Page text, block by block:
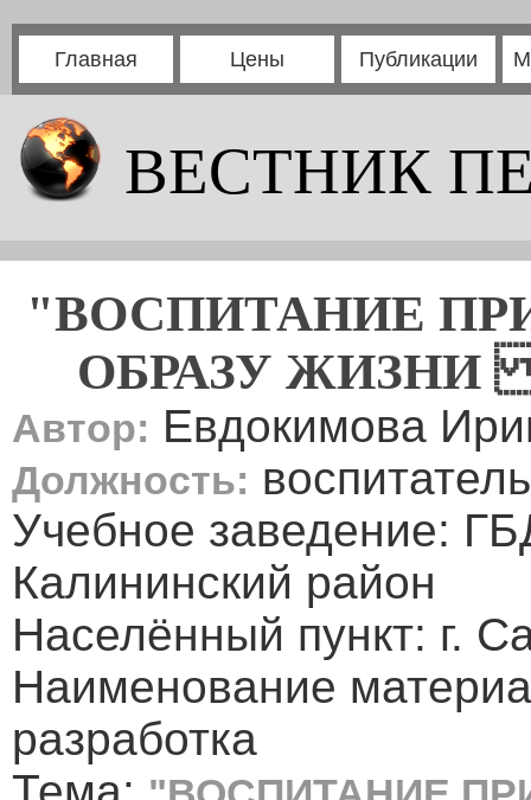
Главная Цены Публикации
ВЕСТНИК
"ВОСПИТАНИЕ
ОБРАЗУ
Автор: Евдокимова
Должность: воспитатель
Учебное заведение:
Калининский район
Населённый пункт: г.
Наименование
разработка